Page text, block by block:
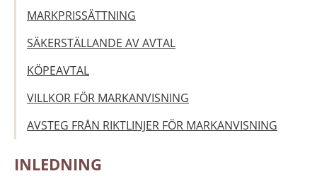
MARKPRISSÄTTNING
SÄKERSTÄLLANDE AV AVTAL
KÖPEAVTAL
VILLKOR FÖR MARKANVISNING
AVSTEG FRÅN RIKTLINJER FÖR MARKANVISNING
INLEDNING